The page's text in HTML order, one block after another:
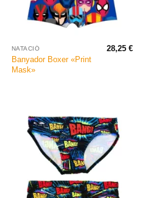
NATACIÓ
Banyador Boxer «Print
Mask»
28,25€